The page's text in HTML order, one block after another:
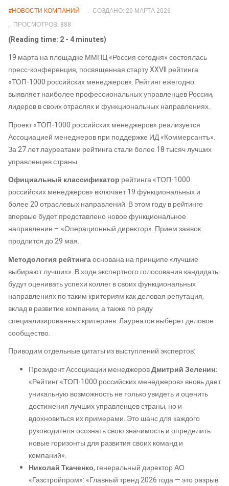
#НОВОСТИ КОМПАНИЙ
СОЗДАНО: 20 МАРТА 2026
ПРОСМОТРОВ: 888
(Reading time: 2 - 4 minutes)
19 марта на площадке ММПЦ «Россия сегодня» состоялась
пресс-конференция, посвященная старту XXVII рейтинга
«ТОП-1000 российских менеджеров». Рейтинг ежегодно
выявляет наиболее профессиональных управленцев России,
лидеров в своих отраслях и функциональных направлениях.
Проект «ТОП-1000 российских менеджеров» реализуется
Ассоциацией менеджеров при поддержке ИД «Коммерсантъ».
За 27 лет лауреатами рейтинга стали более 18 тысяч лучших
управленцев страны.
Официальный классификатор рейтинга «ТОП-1000
российских менеджеров» включает 19 функциональных и
более 20 отраслевых направлений. В этом году в рейтинге
впервые будет представлено новое функциональное
направление – «Операционный директор». Прием заявок
продлится до 29 мая.
Методология рейтингаоснована на принципе «лучшие
выбирают лучших». В ходе экспертного голосования кандидаты
будут оценивать успехи коллег в своих функциональных
направлениях по таким критериям как деловая репутация,
вклад в развитие компании, а также по ряду
специализированных критериев. Лауреатов выберет деловое
сообщество.
Приводим отдельные цитаты из выступлений экспертов:
Президент Ассоциации менеджеровДмитрий Зеленин:
«Рейтинг «ТОП-1000 российских менеджеров» вновь дает
уникальную возможность не только увидеть и оценить
достижения лучших управленцев страны, но и
вдохновиться их примерами. Это шанс для каждого
руководителя осознать свою значимость и определить
новые горизонты для развития своих команд и
компаний».
Николай Ткаченко, генеральный директор АО
«Газстройпром»: «Главный тренд 2026 года — это разрыв